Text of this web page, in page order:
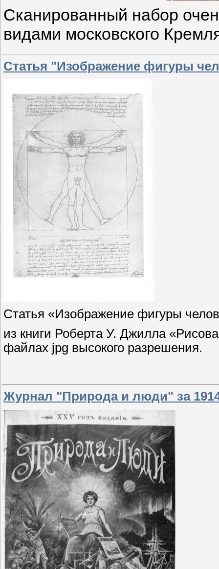
Сканированный набор
видами московского
Статья "Изображение фигуры
Статья «Изображение фигуры
из книги Роберта У. Джилла
файлах jpg высокого разрешения.
Журнал "Природа и люди" за